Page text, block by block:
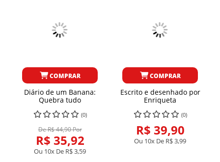
COMPRAR
Diário de um Banana:
Quebra tudo
(0)
De R$ 44,90 Por
R$ 35,92
Ou 10x De R$ 3,59
COMPRAR
Escrito e desenhado por
Enriqueta
(0)
R$ 39,90
Ou 10x De R$ 3,99